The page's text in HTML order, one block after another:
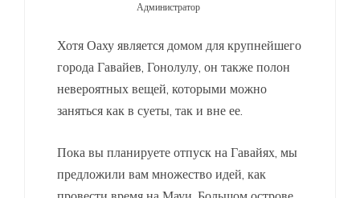
Администратор
Хотя Оаху является домом для крупнейшего
города Гавайев, Гонолулу, он также полон
невероятных вещей, которыми можно
заняться как в суеты, так и вне ее.
Пока вы планируете отпуск на Гавайях, мы
предложили вам множество идей, как